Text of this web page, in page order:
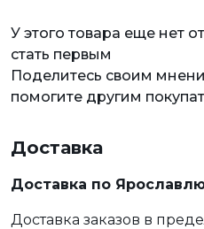
У этого товара еще нет
стать первым
Поделитесь своим
помогите другим
Доставка
Доставка по
Доставка заказов в